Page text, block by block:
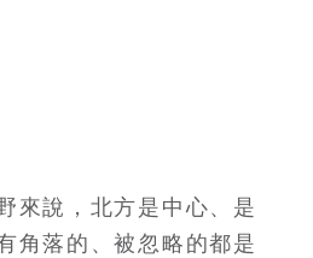
來說，北方是中心、是
角落的、被忽略的都是